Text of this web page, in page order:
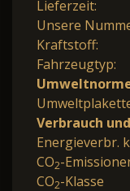
Lieferzeit:
Unsere
Kraftstoff:
Fahrzeugtyp:
Verbrauch
Energieverbr.
CO2-
CO2-Klasse